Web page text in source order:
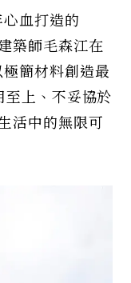
血打造的
築師毛森江在
簡材料創造最
上、不妥協於
活中的無限可